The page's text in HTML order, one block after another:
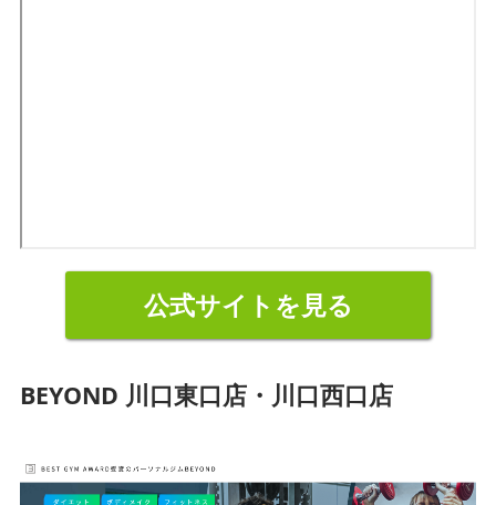
公式サイトを見る
BEYOND 川口東口店・川口西口店